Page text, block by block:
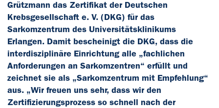
Grützmann das Zertifikat der Deutschen
Krebsgesellschaft e. V. (DKG) für das
Sarkomzentrum des Universitätsklinikums
Erlangen. Damit bescheinigt die DKG, dass die
interdisziplinäre Einrichtung alle „fachlichen
Anforderungen an Sarkomzentren“ erfüllt und
zeichnet sie als „Sarkomzentrum mit Empfehlung“
aus. „Wir freuen uns sehr, dass wir den
Zertifizierungsprozess so schnell nach der